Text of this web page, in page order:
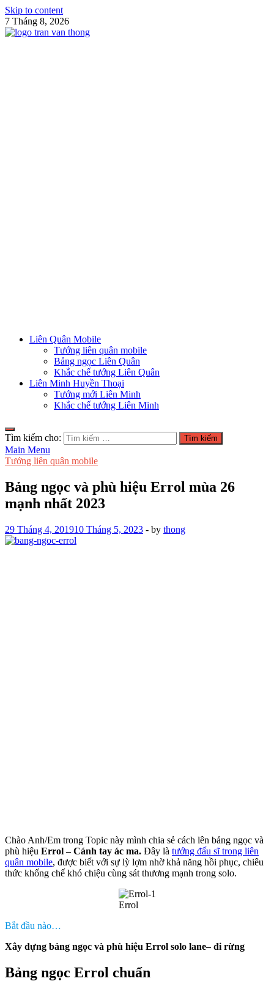
Skip to content
7 Tháng 8, 2026
Liên Quân Mobile
Tướng liên quân mobile
Bảng ngọc Liên Quân
Khắc chế tướng Liên Quân
Liên Minh Huyền Thoại
Tướng mới Liên Minh
Khắc chế tướng Liên Minh
Tìm kiếm cho:
Main Menu
Tướng liên quân mobile
Bảng ngọc và phù hiệu Errol mùa 26
mạnh nhất 2023
29 Tháng 4, 201910 Tháng 5, 2023 - by thong
Chào Anh/Em trong Topic này mình chia sẻ cách lên bảng ngọc và
phù hiệu Errol – Cánh tay ác ma. Đây là tướng đấu sĩ trong liên
quân mobile, được biết với sự lỳ lợm nhờ khả năng hồi phục, chiêu
thức khống chế khó chiệu cùng sát thương mạnh trong solo.
Errol
Bắt đầu nào…
Xây dựng bảng ngọc và phù hiệu Errol solo lane– đi rừng
Bảng ngọc Errol chuẩn